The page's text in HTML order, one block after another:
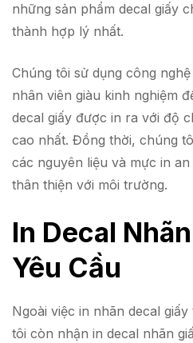
những sản phẩm decal giấy
thành hợp lý nhất.
Chúng tôi sử dụng công
nhân viên giàu kinh nghiệm
decal giấy được in ra với độ
cao nhất. Đồng thời, chúng
các nguyên liệu và mực in
thân thiện với môi trường.
In Decal
Yêu Cầu
Ngoài việc in nhãn decal
tôi còn nhận in decal nhãn